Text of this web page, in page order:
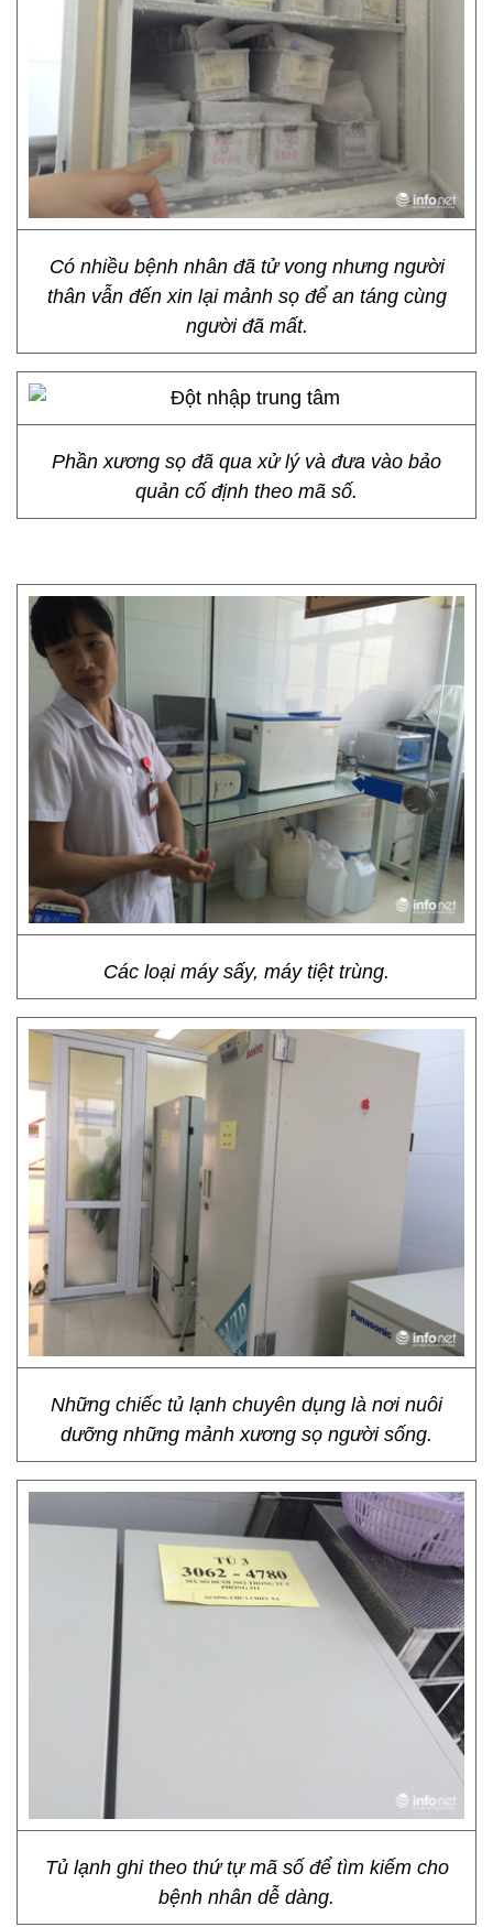
Có nhiều bệnh nhân đã tử vong nhưng người
thân vẫn đến xin lại mảnh sọ để an táng cùng
người đã mất.
Phần xương sọ đã qua xử lý và đưa vào bảo
quản cố định theo mã số.
Các loại máy sấy, máy tiệt trùng.
Những chiếc tủ lạnh chuyên dụng là nơi nuôi
dưỡng những mảnh xương sọ người sống.
Tủ lạnh ghi theo thứ tự mã số để tìm kiếm cho
bệnh nhân dễ dàng.